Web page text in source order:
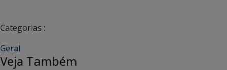
Categorias :
Geral
Veja Também